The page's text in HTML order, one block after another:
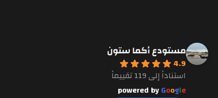
مستودع أكما ستون
4.9
استناداً إلى 119 تقييماً
powered byGoogle